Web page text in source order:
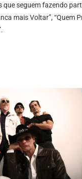
seguem fazendo
mais Voltar”, “Quem